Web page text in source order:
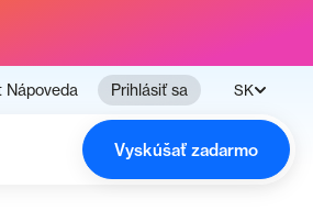
Nápoveda Prihlásiť sa SK
Vyskúšať zadarmo